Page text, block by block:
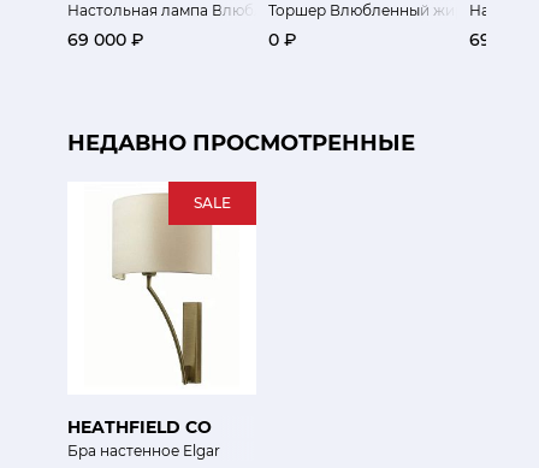
Настольная лампа Влюбленный жираф
69 000 ₽
Торшер Влюбленный жираф XL
0 ₽ 69 000
НЕДАВНО ПРОСМОТРЕННЫЕ
SALE
HEATHFIELD CO
Бра настенное Elgar